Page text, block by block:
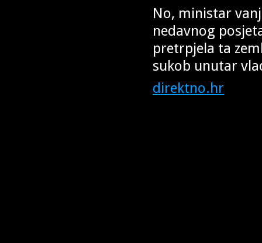
No, ministar
nedavnog
pretrpjela ta
sukob unutar
direktno.hr